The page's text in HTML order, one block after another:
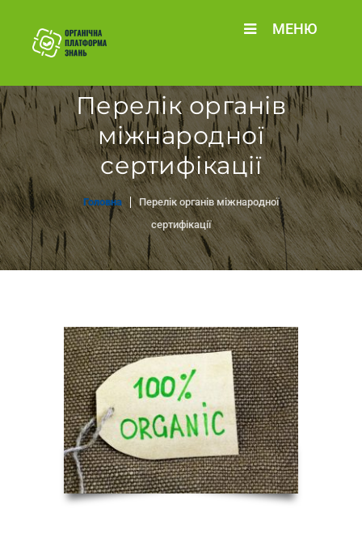
МЕНЮ
Перелік органів
міжнародної
сертифікації
Головна
Перелік органів міжнародної
сертифікації